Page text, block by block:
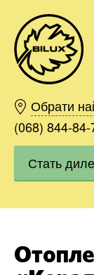
Обрати
(068) 844-84-
Стать
Киев
Харьков
Одесса
Днепр
Ивано-
Винница
Область